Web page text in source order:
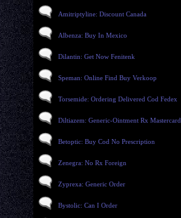
Amitriptyline: Discount Canada
Albenza: Buy In Mexico
Dilantin: Get Now Fenitenk
Speman: Online Find Buy Verkoop
Torsemide: Ordering Delivered Cod Fedex
Diltiazem: Generic-Ointment Rx Mastercard
Betoptic: Buy Cod No Prescription
Zenegra: No Rx Foreign
Zyprexa: Generic Order
Bystolic: Can I Order